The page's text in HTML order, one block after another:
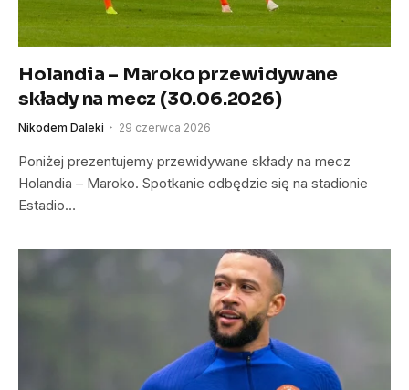
Holandia – Maroko przewidywane
składy na mecz (30.06.2026)
Nikodem Daleki 29 czerwca 2026
Poniżej prezentujemy przewidywane składy na mecz
Holandia – Maroko. Spotkanie odbędzie się na stadionie
Estadio…